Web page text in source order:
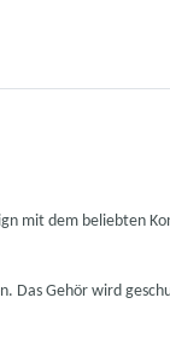
mit dem beliebten
Das Gehör wird